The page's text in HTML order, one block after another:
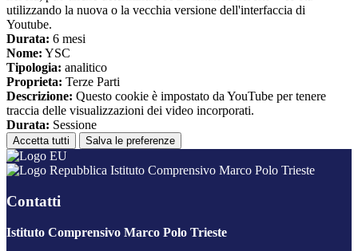
utilizzando la nuova o la vecchia versione dell'interfaccia di
Youtube.
Durata: 6 mesi
Nome: YSC
Tipologia: analitico
Proprieta: Terze Parti
Descrizione: Questo cookie è impostato da YouTube per tenere
traccia delle visualizzazioni dei video incorporati.
Durata: Sessione
Accetta tutti Salva le preferenze
Istituto Comprensivo Marco Polo Trieste
Contatti
Istituto Comprensivo Marco Polo Trieste